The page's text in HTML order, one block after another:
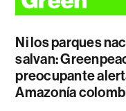
Ni los parques
salvan:
preocupante
Amazonía